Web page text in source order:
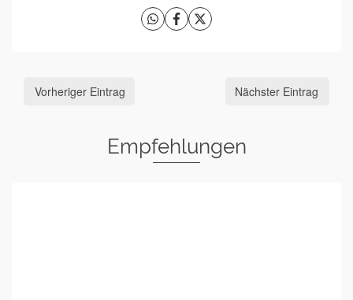
Vorheriger Eintrag Nächster Eintrag
Empfehlungen